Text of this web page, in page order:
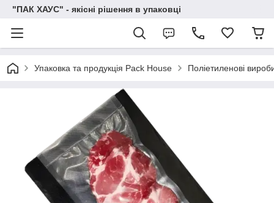
"ПАК ХАУС" - якісні рішення в упаковці
Упаковка та продукція Pack House Поліетиленові